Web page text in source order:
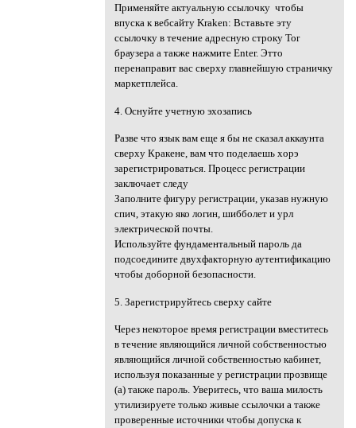
Применяйте актуальную ссылочку чтобы
впуска к вебсайту Kraken: Вставьте эту
ссылочку в течение адресную строку Tor
браузера а также нажмите Enter. Этто
перенаправит вас сверху главнейшую страничку
маркетплейса.
4. Оснуйте учетную эхозапись
Разве что язык вам еще я бы не сказал аккаунта
сверху Кракене, вам что поделаешь хорэ
зарегистрироваться. Процесс регистрации
заключает следу
Заполните фигуру регистрации, указав нужную
спич, этакую яко логин, шибболет и урл
электрической почты.
Используйте фундаментальный пароль да
подсоедините двухфакторную аутентификацию
чтобы доборной безопасности.
5. Зарегистрируйтесь сверху сайте
Через некоторое время регистрации вместитесь
в течение являющийся личной собственностью
являющийся личной собственностью кабинет,
используя показанные у регистрации прозвище
(а) также пароль. Уверитесь, что ваша милость
утилизируете только живые ссылочки а также
проверенные источники чтобы допуска к